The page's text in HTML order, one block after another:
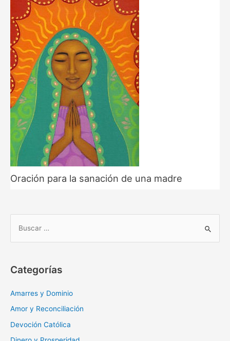
Oración para la sanación de una madre
a
r
Categorías
Amarres y Dominio
Amor y Reconciliación
Devoción Católica